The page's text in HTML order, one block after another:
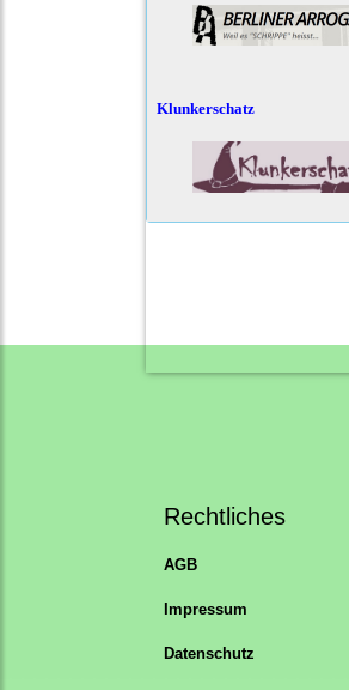
Klunkerschatz
Rechtliches
AGB
Impressum
Datenschutz